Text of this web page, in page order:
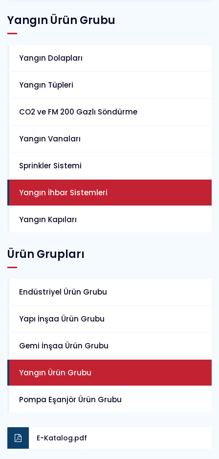
Yangın Ürün Grubu
Yangın Dolapları
Yangın Tüpleri
CO2 ve FM 200 Gazlı Söndürme
Yangın Vanaları
Sprinkler Sistemi
Yangın İhbar Sistemleri
Yangın Kapıları
Ürün Grupları
Endüstriyel Ürün Grubu
Yapı İnşaa Ürün Grubu
Gemi İnşaa Ürün Grubu
Yangın Ürün Grubu
Pompa Eşanjör Ürün Grubu
E-Katalog.pdf